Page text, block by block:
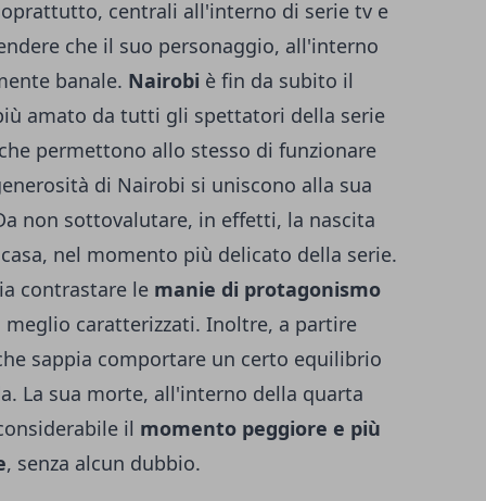
centrali all'interno di serie tv e
che il suo personaggio, all'interno
banale. Nairobi è fin da subito il
amato da tutti gli spettatori della serie
permettono allo stesso di funzionare
di Nairobi si uniscono alla sua
non sottovalutare, in effetti, la nascita
nel momento più delicato della serie.
contrastare le manie di protagonismo
meglio caratterizzati. Inoltre, a partire
sappia comportare un certo equilibrio
La sua morte, all'interno della quarta
il momento peggiore e più
, senza alcun dubbio.